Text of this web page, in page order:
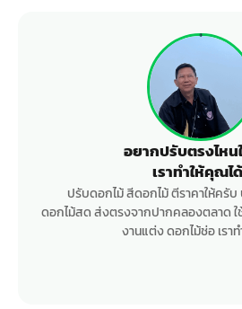
อยากปรับตรงไหน
เราทำให้คุณไ
ปรับดอกไม้ สีดอกไม้ ตีราคาให้ครั
ดอกไม้สด ส่งตรงจากปากคลองตลาด
งานแต่ง ดอกไม้ช่อ เรา